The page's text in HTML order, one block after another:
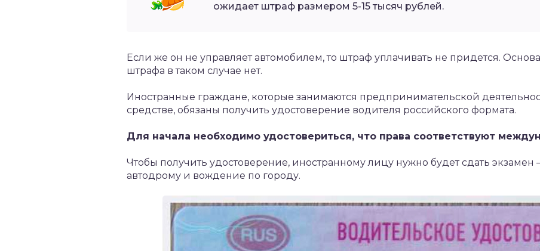
ожидает штраф размером 5-15 тысяч рублей.
Если же он не управляет автомобилем, то штраф уплачивать не придется.
штрафа в таком случае нет.
Иностранные граждане, которые занимаются предпринимательской
средстве, обязаны получить удостоверение водителя российского формата.
Для начала необходимо удостовериться, что права соответствуют
Чтобы получить удостоверение, иностранному лицу нужно будет сдать
автодрому и вождение по городу.